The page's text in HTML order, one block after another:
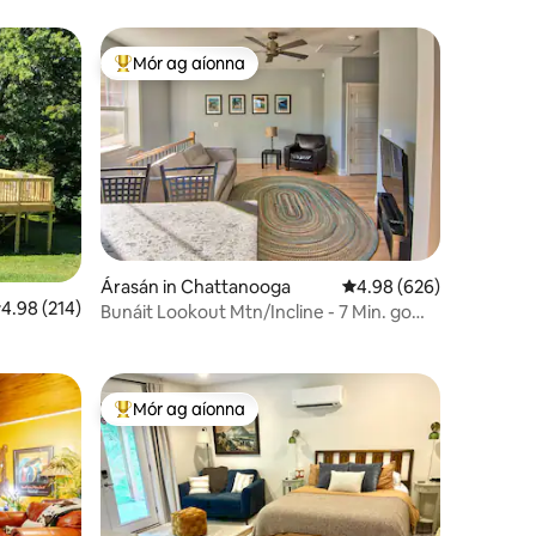
4.98 as 5, 214 léirmheas
4.98 (214)
An-mhór ag aíonna
Mór ag aíonna
Árasán in Chattanooga Meánrátáil 4.98 as 5,
4.98 (626)
Bunáit Lookout Mtn/Incline - 7 Min. go
An-mhór ag aíonna
Mór ag aíonna